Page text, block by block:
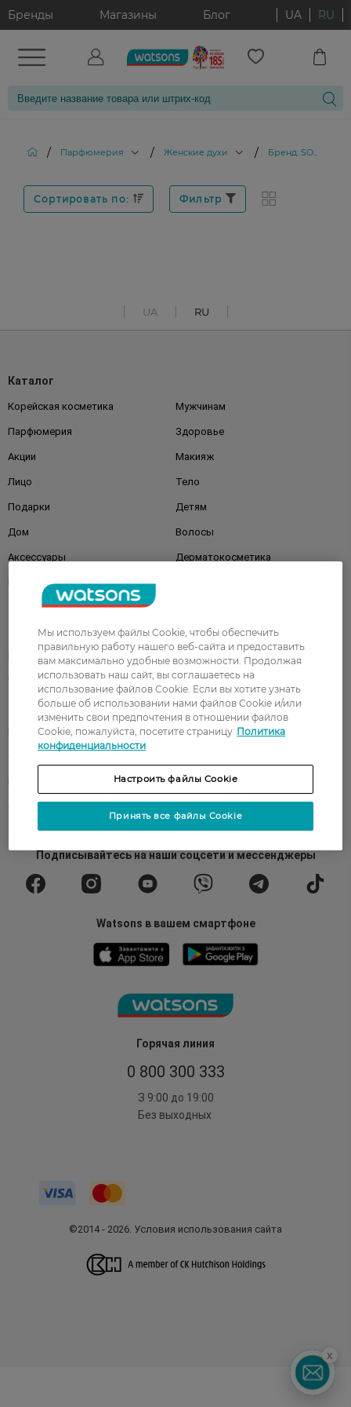
Бренды Магазины Блог UA RU
/ Парфюмерия / Женские духи / Бренд: SO...
Сортировать по: Фильтр
UA RU
Горячая линия
0 800 300 333
З 9:00 до 19:00
Без выходных
Каталог
Корейская косметика Мужчинам
Парфюмерия Здоровье
Акции Макияж
Лицо Тело
Подарки Детям
Дом Волосы
Аксессуары Дерматокосметика
Клиентам
Правила и условия Магазины
Watsons Club Подарочные сертификаты
О Watsons Карьера в Watsons
Контакты Блог
Политика конфиденциальности Публичная оферта
СМИ о нас
Подписывайтесьна наши соцсети и мессенджеры
Watsons в вашем смартфоне
©2014 - 2026. Условия использования сайта
x
Мы используем файлы Cookie, чтобы обеспечить
правильную работу нашего веб-сайта и предоставить
вам максимально удобные возможности. Продолжая
использовать наш сайт, вы соглашаетесь на
использование файлов Cookie. Если вы хотите узнать
больше об использовании нами файлов Cookie и/или
изменить свои предпочтения в отношении файлов
Cookie, пожалуйста, посетите страницу Политика
конфиденциальности
Настроить файлы Cookie
Принять все файлы Cookie